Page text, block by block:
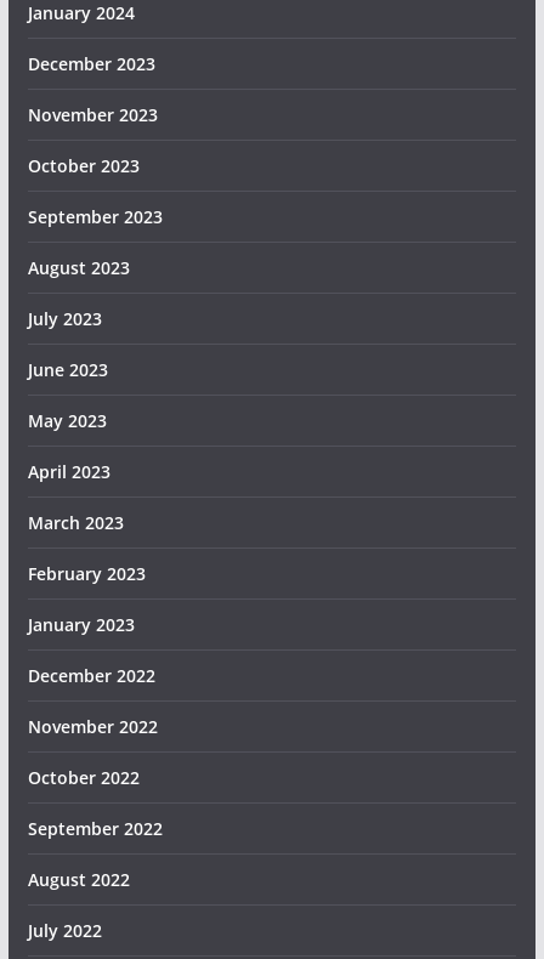
January 2024
December 2023
November 2023
October 2023
September 2023
August 2023
July 2023
June 2023
May 2023
April 2023
March 2023
February 2023
January 2023
December 2022
November 2022
October 2022
September 2022
August 2022
July 2022